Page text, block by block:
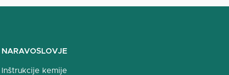
NARAVOSLOVJE
Inštrukcije kemije